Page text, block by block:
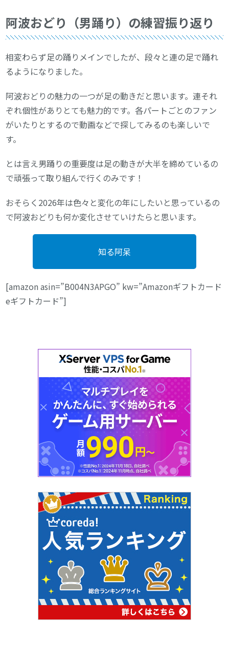
阿波おどり（男踊り）の練習振り返り
相変わらず足の踊りメインでしたが、段々と連の足で踊れ
るようになりました。
阿波おどりの魅力の一つが足の動きだと思います。連それ
ぞれ個性がありとても魅力的です。各パートごとのファン
がいたりとするので動画などで探してみるのも楽しいで
す。
とは言え男踊りの重要度は足の動きが大半を締めているの
で頑張って取り組んで行くのみです！
おそらく2026年は色々と変化の年にしたいと思っているの
で阿波おどりも何か変化させていけたらと思います。
知る阿呆
[amazon asin=”B004N3APGO” kw=”Amazonギフトカード
eギフトカード”]